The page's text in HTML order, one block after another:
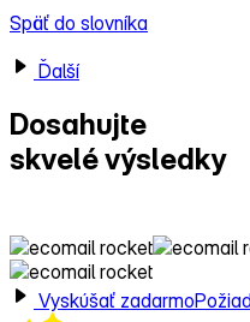
Späť do slovníka
Ďalší
Dosahujte
skvelé výsledky
Vyskúšať zadarmo